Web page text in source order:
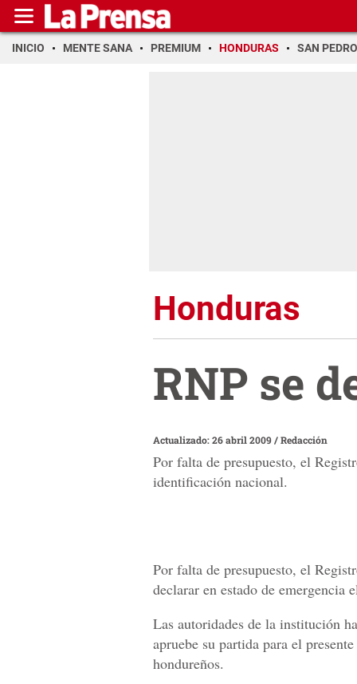
INICIO MENTE SANA PREMIUM HONDURAS SAN PEDRO
Honduras
RNP se
Actualizado: 26 abril 2009/Redacción
Por falta de presupuesto, el
identificación nacional.
Por falta de presupuesto, el
declarar en estado de emergencia
Las autoridades de la institución
apruebe su partida para el
hondureños.